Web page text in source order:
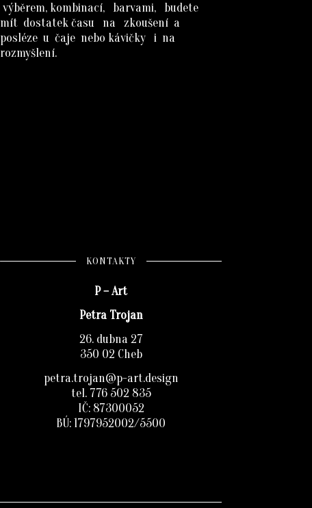
výběrem, kombinací, barvami, budete
mít dostatek času na zkoušení a
posléze u čaje nebo kávičky i na
rozmyšlení.
KONTAKTY
P – Art
Petra Trojan
26. dubna 27
350 02 Cheb
petra.trojan@p-art.design
tel. 776 502 835
IČ: 87300052
BÚ: 1797952002/5500